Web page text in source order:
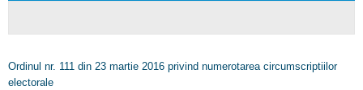
Ordinul nr. 111 din 23 martie 2016 privind numerotarea circumscriptiilor
electorale